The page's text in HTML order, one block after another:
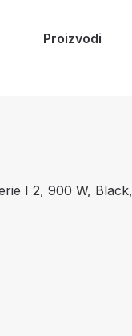
Proizvodi